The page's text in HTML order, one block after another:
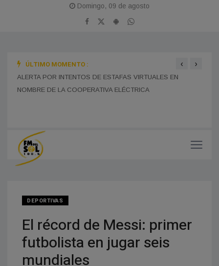
Domingo, 09 de agosto
ÚLTIMO MOMENTO :
ALERTA POR INTENTOS DE ESTAFAS VIRTUALES EN
NOMBRE DE LA COOPERATIVA ELÉCTRICA
PASEO DEL CENTENARIO
‹ ›
DEPORTIVAS
El récord de Messi: primer
futbolista en jugar seis
mundiales